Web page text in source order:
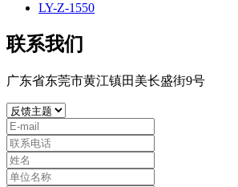
LY-Z-1550
联系我们
广东省东莞市黄江镇田美长盛街9号